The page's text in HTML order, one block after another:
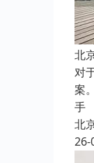
北
对
案
手
北
26-